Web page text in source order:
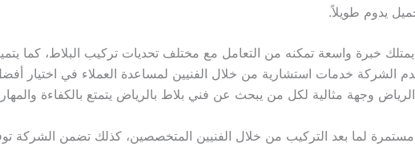
يدوم طويلاً.
خبرة واسعة تمكنه من التعامل مع مختلف تحديات تركيب البلاط، كما يتميز
خدمات استشارية من خلال الفنيين لمساعدة العملاء في اختيار أفضل
وجهة مثالية لكل من يبحث عن فني بلاط بالرياض يتمتع بالكفاءة
لما بعد التركيب من خلال الفنيين المتخصصين، كذلك تضمن الشركة